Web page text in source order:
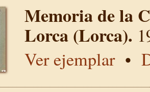
Memoria de la
Lorca (Lorca).
Ver ejemplar•